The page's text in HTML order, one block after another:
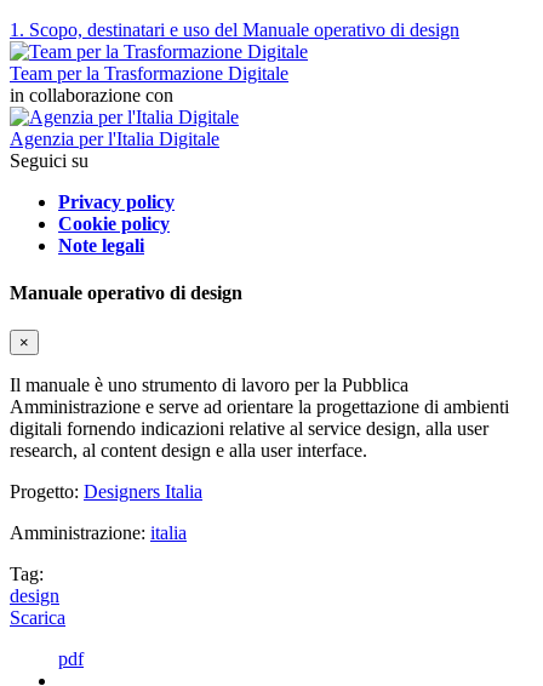
1. Scopo, destinatari e uso del Manuale operativo di design
Team per la Trasformazione Digitale
in collaborazione con
Agenzia per l'Italia Digitale
Seguici su
Privacy policy
Cookie policy
Note legali
Manuale operativo di design
×
Il manuale è uno strumento di lavoro per la Pubblica
Amministrazione e serve ad orientare la progettazione di ambienti
digitali fornendo indicazioni relative al service design, alla user
research, al content design e alla user interface.
Progetto: Designers Italia
Amministrazione: italia
Tag:
design
Scarica
pdf